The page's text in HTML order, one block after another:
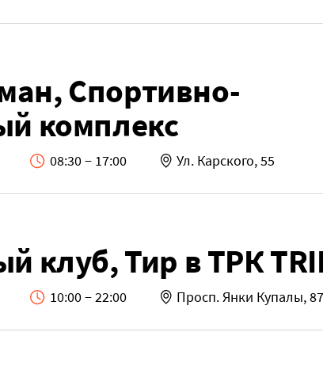
Спортивно-
комплекс
08:30 − 17:00 Ул. Карского, 55
клуб, Тир в ТРК
10:00 − 22:00 Просп. Янки Купалы,